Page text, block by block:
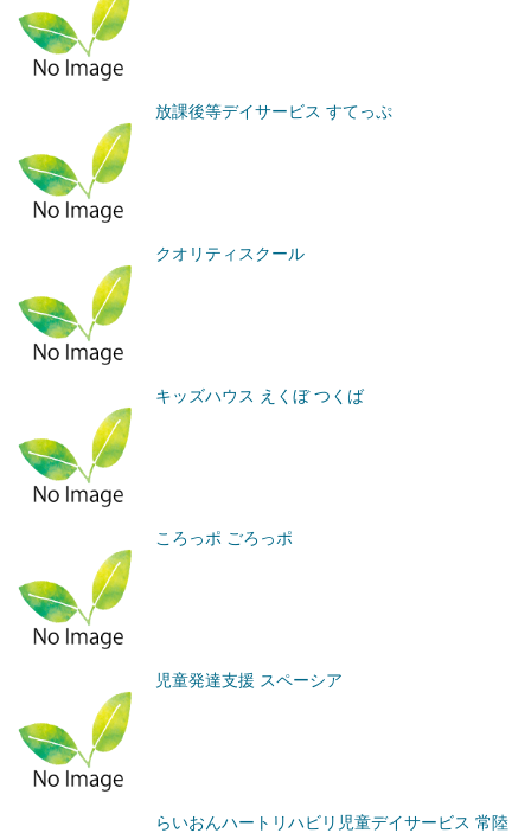
放課後等デイサービス すてっぷ
クオリティスクール
キッズハウス えくぼ つくば
ころっポ ごろっポ
児童発達支援 スペーシア
らいおんハートリハビリ児童デイサービス 常陸